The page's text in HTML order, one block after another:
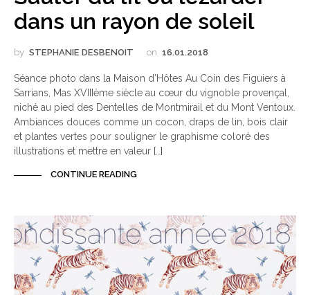
dans un rayon de soleil
by STEPHANIE DESBENOIT on 16.01.2018
Séance photo dans la Maison d’Hôtes Au Coin des Figuiers à
Sarrians, Mas XVIIIème siècle au cœur du vignoble provençal,
niché au pied des Dentelles de Montmirail et du Mont Ventoux.
Ambiances douces comme un cocon, draps de lin, bois clair
et plantes vertes pour souligner le graphisme coloré des
illustrations et mettre en valeur […]
CONTINUE READING